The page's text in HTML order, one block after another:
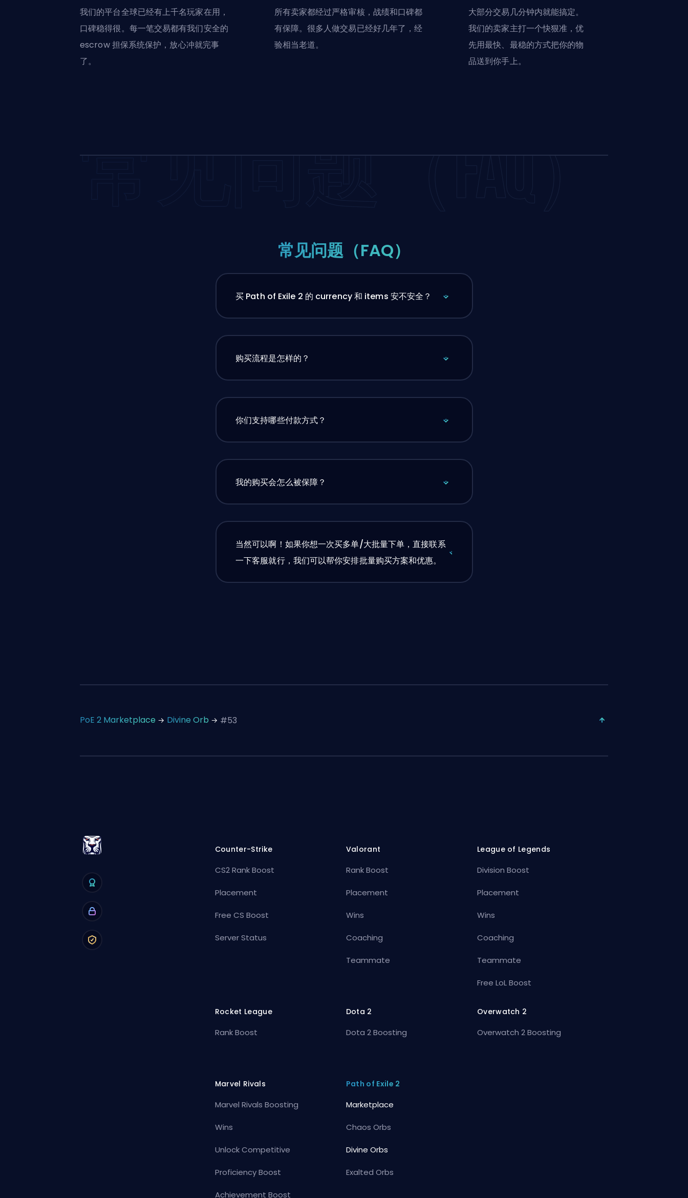
我们的平台全球已经有上千名玩家在用，
口碑稳得很。每一笔交易都有我们安全的
escrow 担保系统保护，放心冲就完事
了。
所有卖家都经过严格审核，战绩和口碑都
有保障。很多人做交易已经好几年了，经
验相当老道。
大部分交易几分钟内就能搞定。
我们的卖家主打一个快狠准，优
先用最快、最稳的方式把你的物
品送到你手上。
常见问题（FAQ）
常见问题（FAQ）
买 Path of Exile 2 的 currency 和 items 安不安全？
购买流程是怎样的？
你们支持哪些付款方式？
我的购买会怎么被保障？
当然可以啊！如果你想一次买多单/大批量下单，直接联系
一下客服就行，我们可以帮你安排批量购买方案和优惠。
PoE 2 Marketplace Divine Orb #53
Counter-Strike
CS2 Rank Boost
Placement
Free CS Boost
Server Status
Valorant
Rank Boost
Placement
Wins
Coaching
Teammate
League of Legends
Division Boost
Placement
Wins
Coaching
Teammate
Free LoL Boost
Rocket League
Rank Boost
Dota 2
Dota 2 Boosting
Overwatch 2
Overwatch 2 Boosting
Marvel Rivals
Marvel Rivals Boosting
Wins
Unlock Competitive
Proficiency Boost
Achievement Boost
Path of Exile 2
Marketplace
Chaos Orbs
Divine Orbs
Exalted Orbs